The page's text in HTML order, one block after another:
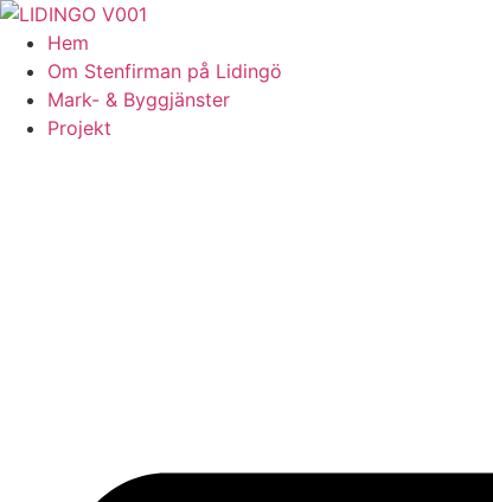
Skip
content
Hem
Om Stenfirman på Lidingö
Mark- & Byggjänster
Projekt